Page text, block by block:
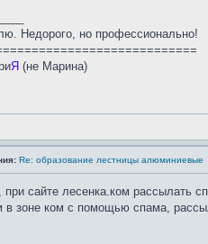
Недорого, но профессионально!
Я (не Марина)
Re: образование лестницы алюминиевые
при сайте лесенка.ком рассылать
в зоне ком с помощью спама,